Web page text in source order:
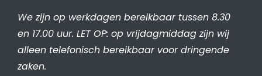
We zijn op werkdagen bereikbaar tussen 8.30
en 17.00 uur. LET OP: op vrijdagmiddag zijn wij
alleen telefonisch bereikbaar voor dringende
zaken.